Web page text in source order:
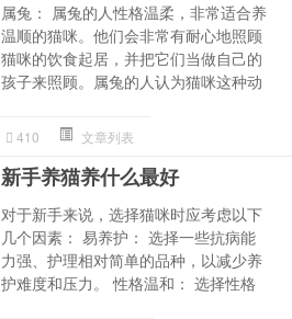
属兔： 属兔的人性格温柔，非常适合养
温顺的猫咪。他们会非常有耐心地照顾
猫咪的饮食起居，并把它们当做自己的
孩子来照顾。属兔的人认为猫咪这种动
410 文章列表
新手养猫养什么最好
对于新手来说，选择猫咪时应考虑以下
几个因素： 易养护： 选择一些抗病能
力强、护理相对简单的品种，以减少养
护难度和压力。 性格温和： 选择性格